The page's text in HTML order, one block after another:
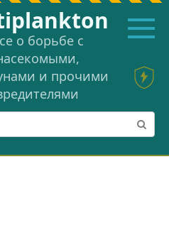
о борьбе с
и прочими